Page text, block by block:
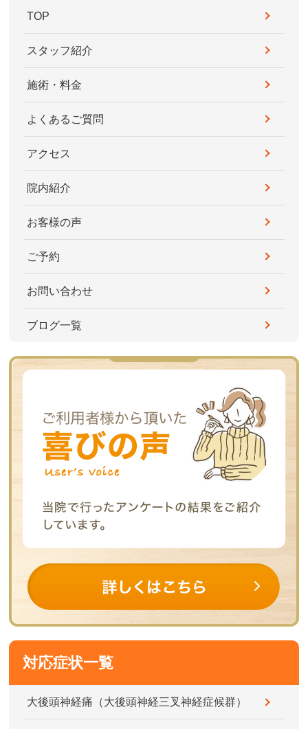
TOP
スタッフ紹介
施術・料金
よくあるご質問
アクセス
院内紹介
お客様の声
ご予約
お問い合わせ
ブログ一覧
対応症状一覧
大後頭神経痛（大後頭神経三叉神経症候群）